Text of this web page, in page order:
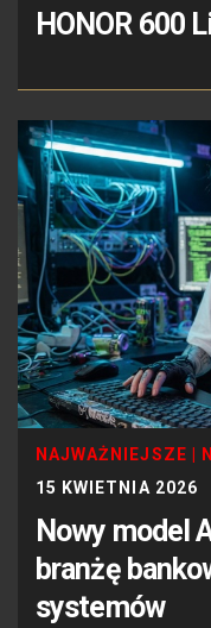
HONOR 600
NAJWAŻNIEJSZE
15 KWIETNIA 2026
Nowy model
branżę
systemów